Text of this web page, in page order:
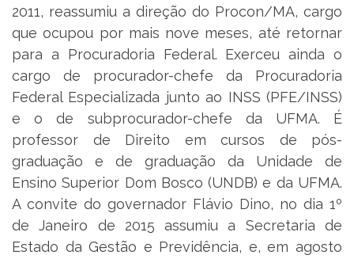
2011, reassumiu a direção do Procon/MA, cargo
que ocupou por mais nove meses, até retornar
para a Procuradoria Federal. Exerceu ainda o
cargo de procurador-chefe da Procuradoria
Federal Especializada junto ao INSS (PFE/INSS)
e o de subprocurador-chefe da UFMA. É
professor de Direito em cursos de pós-
graduação e de graduação da Unidade de
Ensino Superior Dom Bosco (UNDB) e da UFMA.
A convite do governador Flávio Dino, no dia 1º
de Janeiro de 2015 assumiu a Secretaria de
Estado da Gestão e Previdência, e, em agosto